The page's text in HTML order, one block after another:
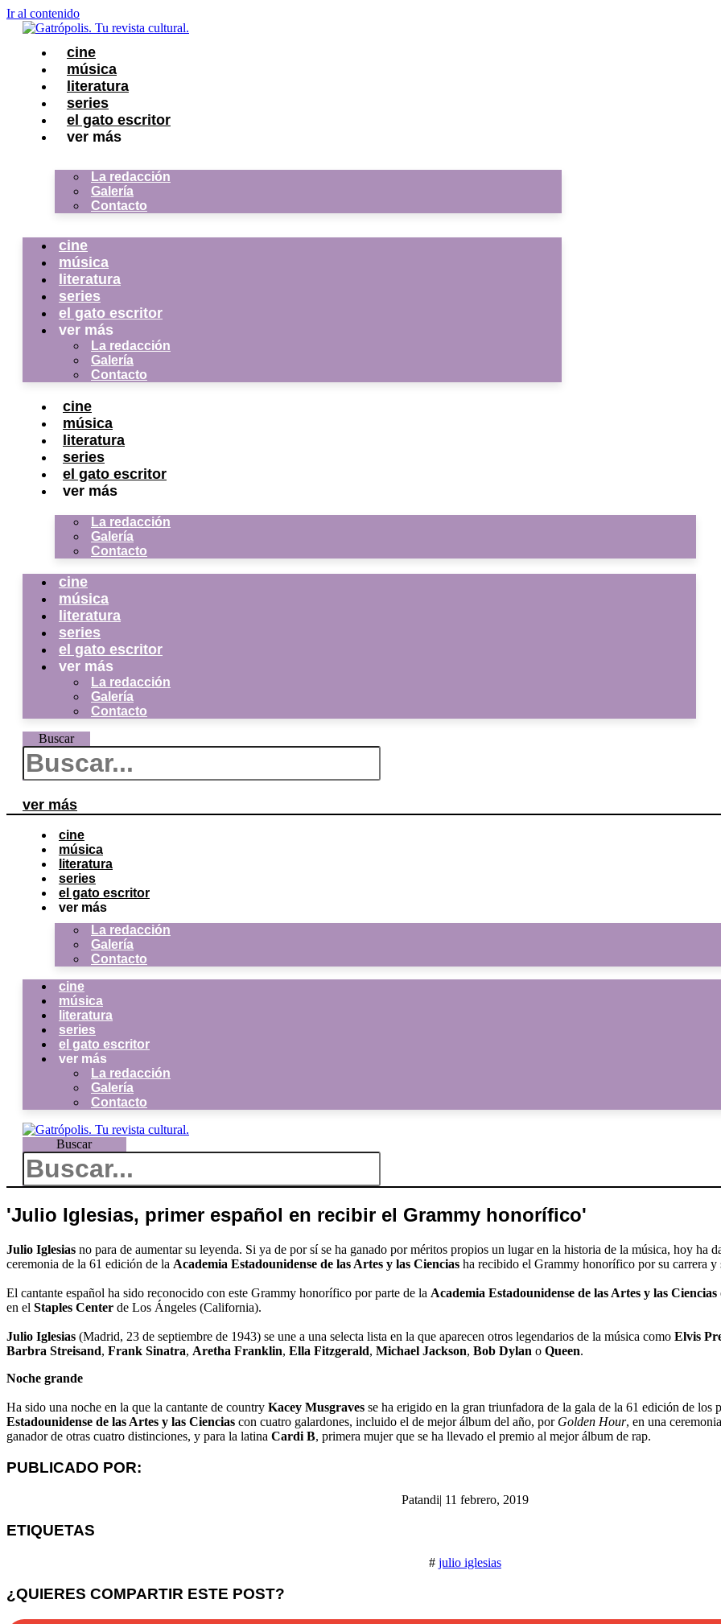
Ir al contenido
cine
música
literatura
series
el gato escritor
ver más
La redacción
Galería
Contacto
cine
música
literatura
series
el gato escritor
ver más
La redacción
Galería
Contacto
cine
música
literatura
series
el gato escritor
ver más
La redacción
Galería
Contacto
cine
música
literatura
series
el gato escritor
ver más
La redacción
Galería
Contacto
Buscar
ver más
cine
música
literatura
series
el gato escritor
ver más
La redacción
Galería
Contacto
cine
música
literatura
series
el gato escritor
ver más
La redacción
Galería
Contacto
Buscar
'Julio Iglesias, primer español en recibir el Grammy honorífico'
Julio Iglesias no para de aumentar su leyenda. Si ya de por sí se ha ganado por méritos propios un lugar en la historia de la música, hoy ha
ceremonia de la 61 edición de la Academia Estadounidense de las Artes y las Ciencias ha recibido el Grammy honorífico por su carrera y
El cantante español ha sido reconocido con este Grammy honorífico por parte de la Academia Estadounidense de las Artes y las Ciencias
en el Staples Center de Los Ángeles (California).
Julio Iglesias (Madrid, 23 de septiembre de 1943) se une a una selecta lista en la que aparecen otros legendarios de la música como Elvis
Barbra Streisand, Frank Sinatra, Aretha Franklin, Ella Fitzgerald, Michael Jackson, Bob Dylan o Queen.
Noche grande
Ha sido una noche en la que la cantante de country Kacey Musgraves se ha erigido en la gran triunfadora de la gala de la 61 edición de los
Estadounidense de las Artes y las Ciencias con cuatro galardones, incluido el de mejor álbum del año, por Golden Hour, en una
ganador de otras cuatro distinciones, y para la latina Cardi B, primera mujer que se ha llevado el premio al mejor álbum de rap.
PUBLICADO POR:
Patandi| 11 febrero, 2019
ETIQUETAS
# julio iglesias
¿QUIERES COMPARTIR ESTE POST?